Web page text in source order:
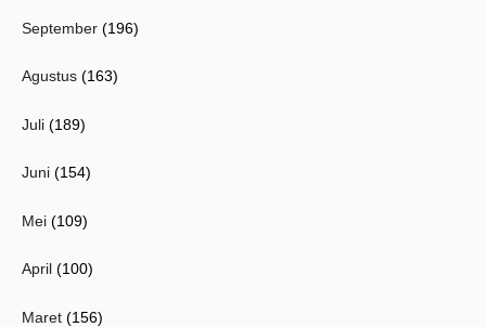
September (196)
Agustus (163)
Juli (189)
Juni (154)
Mei (109)
April (100)
Maret (156)